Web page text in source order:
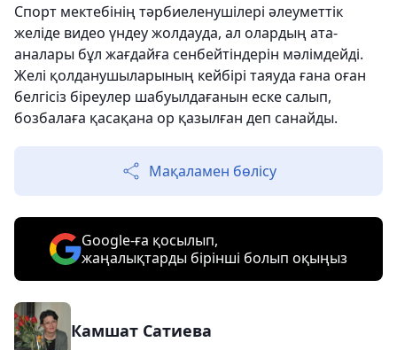
Спорт мектебінің тәрбиеленушілері әлеуметтік
желіде видео үндеу жолдауда, ал олардың ата-
аналары бұл жағдайға сенбейтіндерін мәлімдейді.
Желі қолданушыларының кейбірі таяуда ғана оған
белгісіз біреулер шабуылдағанын еске салып,
бозбалаға қасақана ор қазылған деп санайды.
Мақаламен бөлісу
Google-ға қосылып,
жаңалықтарды бірінші болып оқыңыз
Камшат Сатиева